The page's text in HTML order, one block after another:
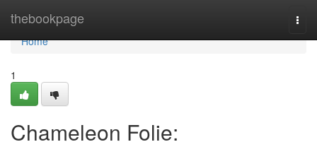
thebookpage
Home
Home
1
Chameleon Folie: